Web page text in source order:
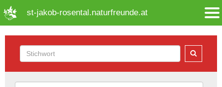
st-jakob-rosental.naturfreunde.at